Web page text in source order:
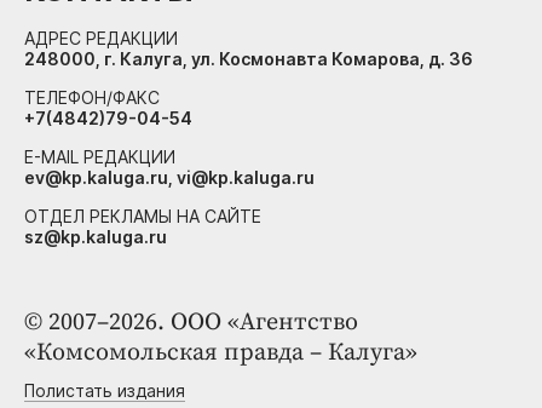
© 2007–2026. ООО «Агентство
«Комсомольская правда – Калуга»
Полистать издания
АДРЕС РЕДАКЦИИ
248000, г. Калуга, ул. Космонавта Комарова, д. 36
ТЕЛЕФОН/ФАКС
+7(4842)79-04-54
E-MAIL РЕДАКЦИИ
ev@kp.kaluga.ru, vi@kp.kaluga.ru
ОТДЕЛ РЕКЛАМЫ НА САЙТЕ
sz@kp.kaluga.ru